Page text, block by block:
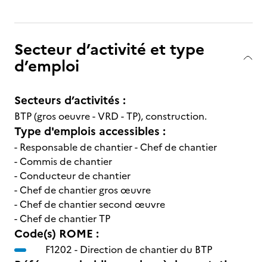
Secteur d’activité et type
d’emploi
Secteurs d’activités :
BTP (gros oeuvre - VRD - TP), construction.
Type d'emplois accessibles :
- Responsable de chantier - Chef de chantier
- Commis de chantier
- Conducteur de chantier
- Chef de chantier gros œuvre
- Chef de chantier second œuvre
- Chef de chantier TP
Code(s) ROME :
F1202 - Direction de chantier du BTP